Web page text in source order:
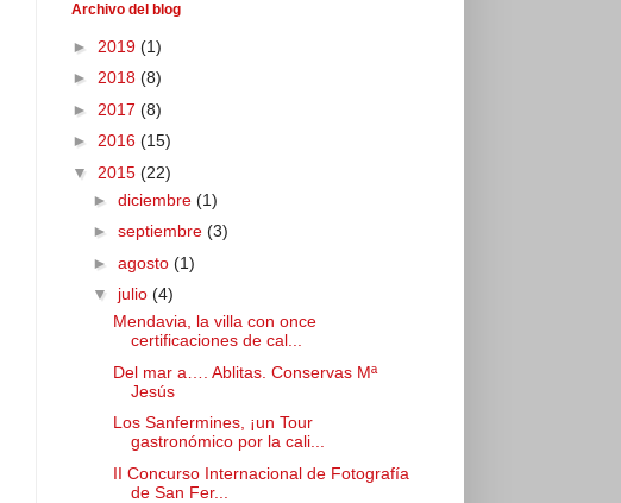
Archivo del blog
► 2019 (1)
► 2018 (8)
► 2017 (8)
► 2016 (15)
▼ 2015 (22)
► diciembre (1)
► septiembre (3)
► agosto (1)
▼ julio (4)
Mendavia, la villa con once
certificaciones de cal...
Del mar a…. Ablitas. Conservas Mª
Jesús
Los Sanfermines, ¡un Tour
gastronómico por la cali...
II Concurso Internacional de Fotografía
de San Fer...